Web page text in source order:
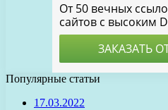
Популярные статьи
17.03.2022